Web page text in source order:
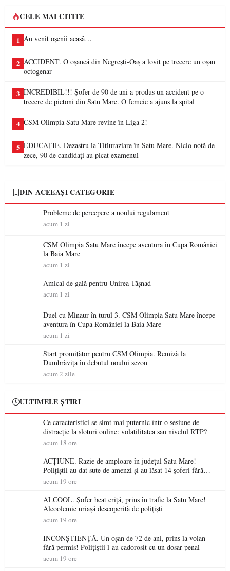
CELE MAI CITITE
1 Au venit oșenii acasă…
2 ACCIDENT. O oșancă din Negrești-Oaș a lovit pe trecere un oșan
octogenar
3 INCREDIBIL!!! Șofer de 90 de ani a produs un accident pe o
trecere de pietoni din Satu Mare. O femeie a ajuns la spital
4 CSM Olimpia Satu Mare revine în Liga 2!
5 EDUCAȚIE. Dezastru la Titluraziare în Satu Mare. Nicio notă de
zece, 90 de candidați au picat examenul
DIN ACEEAȘI CATEGORIE
Probleme de percepere a noului regulament
acum 1 zi
CSM Olimpia Satu Mare începe aventura în Cupa României
la Baia Mare
acum 1 zi
Amical de gală pentru Unirea Tășnad
acum 1 zi
Duel cu Minaur în turul 3. CSM Olimpia Satu Mare începe
aventura în Cupa României la Baia Mare
acum 1 zi
Start promițător pentru CSM Olimpia. Remiză la
Dumbrăvița în debutul noului sezon
acum 2 zile
ULTIMELE ȘTIRI
Ce caracteristici se simt mai puternic într-o sesiune de
distracție la sloturi online: volatilitatea sau nivelul RTP?
acum 18 ore
ACȚIUNE. Razie de amploare în județul Satu Mare!
Polițiștii au dat sute de amenzi și au lăsat 14 șoferi fără
permis într-o singură zi
acum 19 ore
ALCOOL. Șofer beat criță, prins în trafic la Satu Mare!
Alcoolemie uriașă descoperită de polițiști
acum 19 ore
INCONȘTIENȚĂ. Un oșan de 72 de ani, prins la volan
fără permis! Polițiștii l-au cadorosit cu un dosar penal
acum 19 ore